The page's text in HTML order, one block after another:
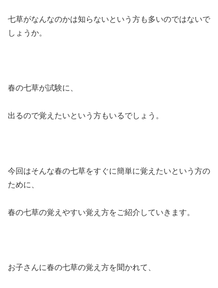
七草がなんなのかは知らないという方も多いのではないで
しょうか。
春の七草が試験に、
出るので覚えたいという方もいるでしょう。
今回はそんな春の七草をすぐに簡単に覚えたいという方の
ために、
春の七草の覚えやすい覚え方をご紹介していきます。
お子さんに春の七草の覚え方を聞かれて、